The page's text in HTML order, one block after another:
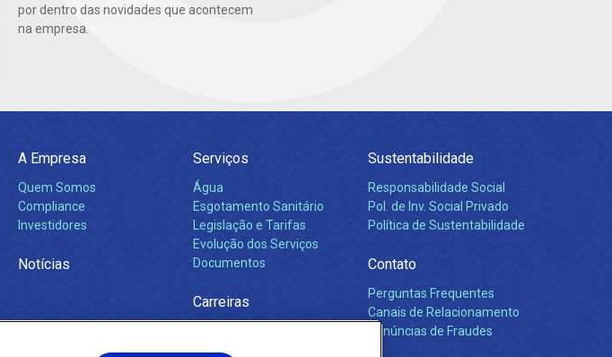
por dentro das novidades que acontecem
na empresa.
A Empresa
Quem Somos
Compliance
Investidores
Notícias
Serviços
Água
Esgotamento Sanitário
Legislação e Tarifas
Evolução dos Serviços
Documentos
Carreiras
Sustentabilidade
Responsabilidade Social
Pol. de Inv. Social Privado
Política de Sustentabilidade
Contato
Perguntas Frequentes
Canais de Relacionamento
Denúncias de Fraudes